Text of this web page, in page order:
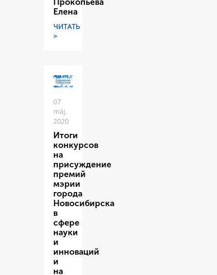
Прокопьева
Елена
ЧИТАТЬ
>
07
máj.
2020
Итоги
конкурсов
на
присуждение
премий
мэрии
города
Новосибирска
в
сфере
науки
и
инноваций
и
на